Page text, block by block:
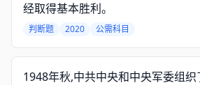
经取得基本胜利。
判断题 2020 公需科目
1948年秋,中共中央和中央军委组